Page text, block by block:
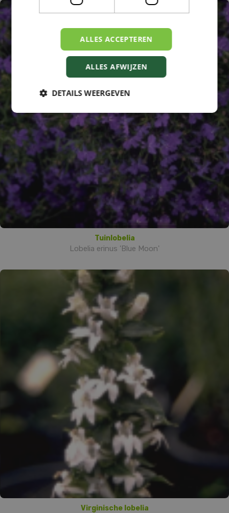
Tuinlobelia
Lobelia erinus 'Blue Moon'
Virginische lobelia
ALLES ACCEPTEREN
ALLES AFWIJZEN
DETAILS WEERGEVEN